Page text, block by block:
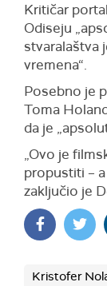
Kritičar
Odiseju
stvaralaštva
vremena“.
Posebno je
Toma
da je
„Ovo je
propustiti –
zaključio je
Kristofer